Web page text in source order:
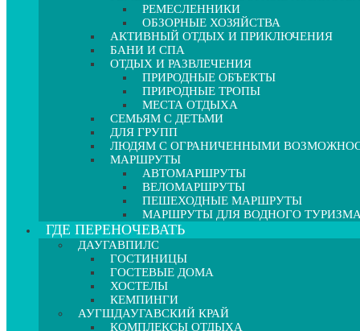
РЕМЕСЛЕННИКИ
ОБЗОРНЫЕ ХОЗЯЙСТВА
АКТИВНЫЙ ОТДЫХ И ПРИКЛЮЧЕНИЯ
БАНИ И СПА
ОТДЫХ И РАЗВЛЕЧЕНИЯ
ПРИРОДНЫЕ ОБЪЕКТЫ
ПРИРОДНЫЕ ТРОПЫ
МЕСТА ОТДЫХА
СЕМЬЯМ С ДЕТЬМИ
ДЛЯ ГРУПП
ЛЮДЯМ С ОГРАНИЧЕННЫМИ
МАРШРУТЫ
АВТОМАРШРУТЫ
ВЕЛОМАРШРУТЫ
ПЕШЕХОДНЫЕ МАРШРУТЫ
МАРШРУТЫ ДЛЯ ВОДНОГО ТУРИЗМА
ГДЕ ПЕРЕНОЧЕВАТЬ
ДАУГАВПИЛС
ГОСТИНИЦЫ
ГОСТЕВЫЕ ДОМА
ХОСТЕЛЫ
КЕМПИНГИ
АУГШДАУГАВСКИЙ КРАЙ
КОМПЛЕКСЫ ОТДЫХА